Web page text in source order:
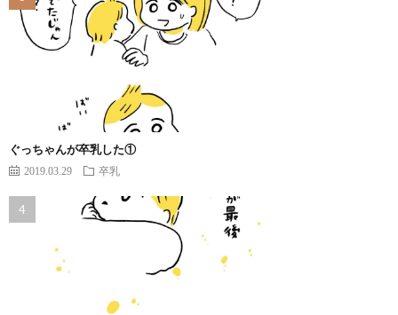
ぐっちゃんが卒乳した①
2019.03.29 卒乳